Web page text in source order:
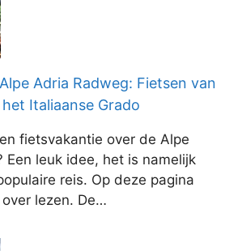
Adria Radweg: Fietsen van
Italiaanse Grado
fietsvakantie over de Alpe
Een leuk idee, het is namelijk
reis. Op deze pagina
lezen. De…